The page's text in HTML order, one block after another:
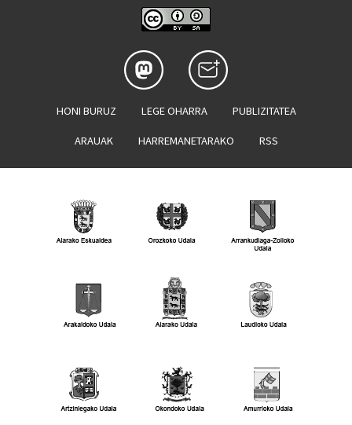
HONI BURUZ LEGE OHARRA PUBLIZITATEA
ARAUAK HARREMANETARAKO RSS